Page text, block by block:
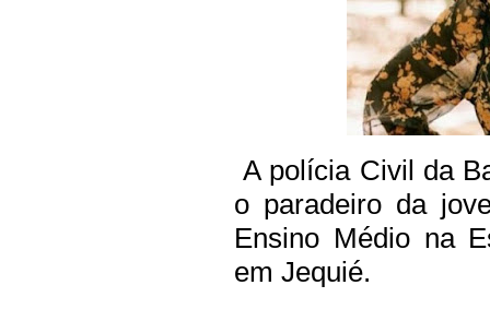
A polícia Civil da
o paradeiro da
Ensino Médio na
em Jequié.